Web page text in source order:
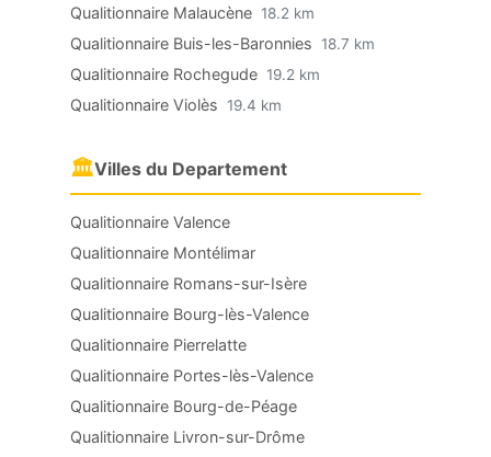
Qualitionnaire Malaucène 18.2 km
Qualitionnaire Buis-les-Baronnies 18.7 km
Qualitionnaire Rochegude 19.2 km
Qualitionnaire Violès 19.4 km
🏛Villes du Departement
Qualitionnaire Valence
Qualitionnaire Montélimar
Qualitionnaire Romans-sur-Isère
Qualitionnaire Bourg-lès-Valence
Qualitionnaire Pierrelatte
Qualitionnaire Portes-lès-Valence
Qualitionnaire Bourg-de-Péage
Qualitionnaire Livron-sur-Drôme